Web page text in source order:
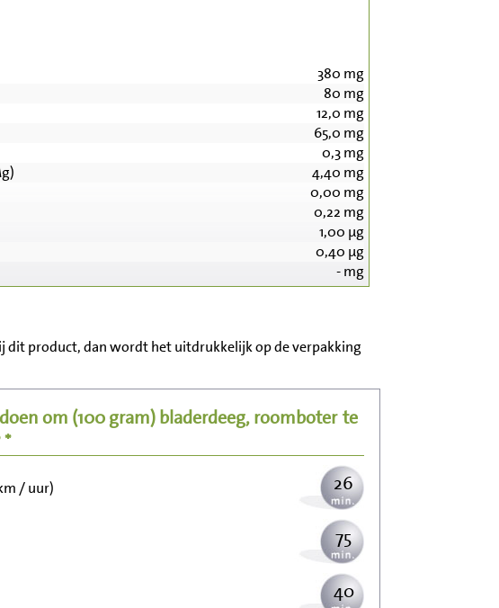
380 mg
80 mg
12,0 mg
65,0 mg
0,3mg
4,40 mg
0,00 mg
0,22 mg
1,00 µg
0,40 µg
-mg
dit product, dan wordt het uitdrukkelijk op de verpakking
om (100 gram)bladerdeeg, roomboter te
*uur) 67
/ uur) 26
75
40